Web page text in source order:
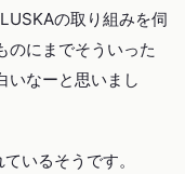
の取り組みを伺
のにまでそういった
いなーと思いまし
いるそうです。